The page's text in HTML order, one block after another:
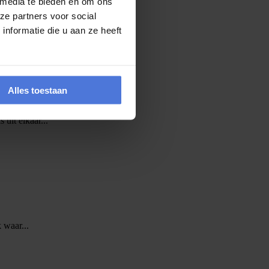
partners voor social
die u aan ze heeft
Alles toestaan
kans maken op een...
uit elkaar...
waar...